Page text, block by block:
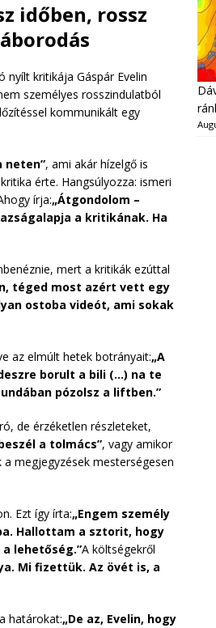
időben, rossz
nyílt kritikája Gáspár Evelin
személyes rosszindulatból
kommunikált egy
neten”, ami akár hízelgő is
érte. Hangsúlyozza: ismeri
írja:„Átgondolom –
a kritikának. Ha
mert a kritikák ezúttal
téged most azért vett egy
ostoba videót, ami sokak
az elmúlt hetek botrányait:„A
borult a bili (…) na te
pózolsz a liftben.”
de érzéketlen részleteket,
a tolmács”, vagy amikor
a megjegyzések mesterségesen
Ezt így írta:„Engem személy
Hallottam a sztorit, hogy
lehetőség.”A költségekről
Mi fizettük. Az övét is, a
határokat:„De az, Evelin, hogy